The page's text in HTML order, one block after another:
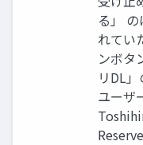
る」
れてい
ンボタ
リDL
ユーザ